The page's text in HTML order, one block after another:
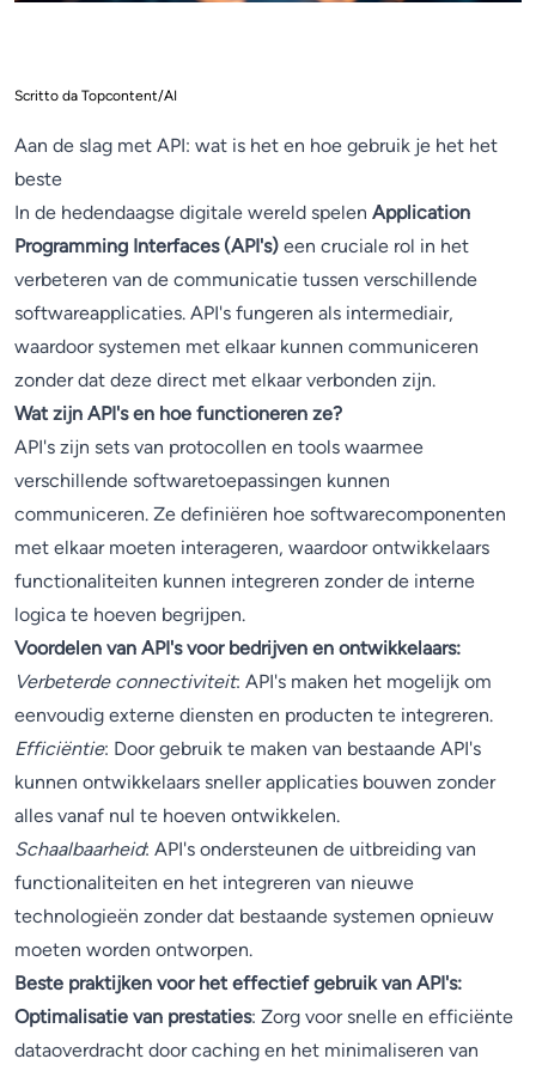
Scritto da Topcontent/AI
Aan de slag met API: wat is het en hoe gebruik je het het
beste
In de hedendaagse digitale wereld spelen Application
Programming Interfaces (API's) een cruciale rol in het
verbeteren van de communicatie tussen verschillende
softwareapplicaties. API's fungeren als intermediair,
waardoor systemen met elkaar kunnen communiceren
zonder dat deze direct met elkaar verbonden zijn.
Wat zijn API's en hoe functioneren ze?
API's zijn sets van protocollen en tools waarmee
verschillende softwaretoepassingen kunnen
communiceren. Ze definiëren hoe softwarecomponenten
met elkaar moeten interageren, waardoor ontwikkelaars
functionaliteiten kunnen integreren zonder de interne
logica te hoeven begrijpen.
Voordelen van API's voor bedrijven en ontwikkelaars:
Verbeterde connectiviteit: API's maken het mogelijk om
eenvoudig externe diensten en producten te integreren.
Efficiëntie: Door gebruik te maken van bestaande API's
kunnen ontwikkelaars sneller applicaties bouwen zonder
alles vanaf nul te hoeven ontwikkelen.
Schaalbaarheid: API's ondersteunen de uitbreiding van
functionaliteiten en het integreren van nieuwe
technologieën zonder dat bestaande systemen opnieuw
moeten worden ontworpen.
Beste praktijken voor het effectief gebruik van API's:
Optimalisatie van prestaties: Zorg voor snelle en efficiënte
dataoverdracht door caching en het minimaliseren van